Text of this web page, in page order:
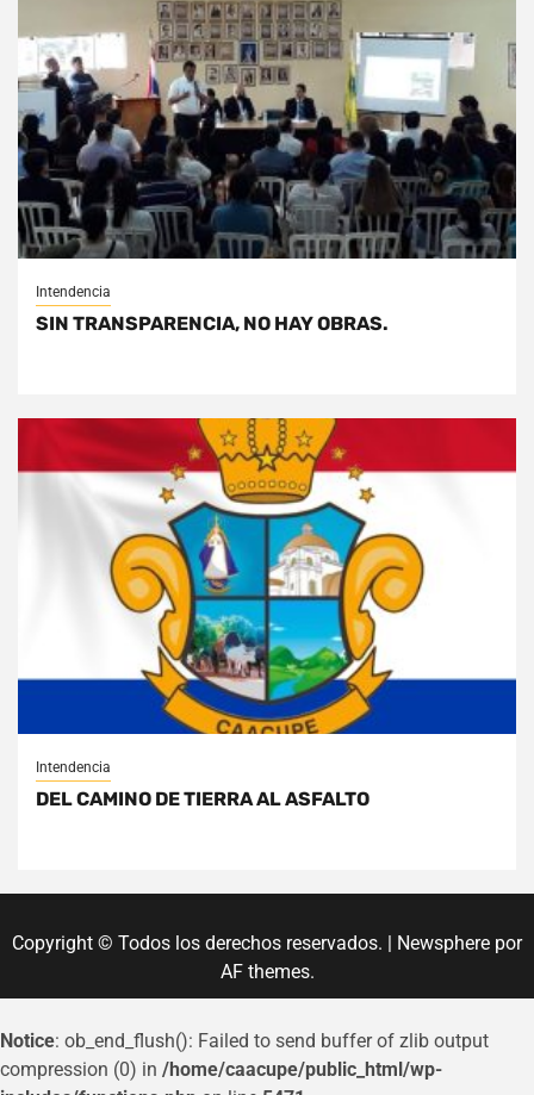
Intendencia
SIN TRANSPARENCIA, NO HAY OBRAS.
Intendencia
DEL CAMINO DE TIERRA AL ASFALTO
Copyright © Todos los derechos reservados. | Newsphere por
AF themes.
Notice: ob_end_flush(): Failed to send buffer of zlib output
compression (0) in /home/caacupe/public_html/wp-